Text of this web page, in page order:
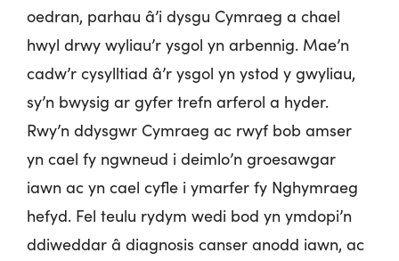
oedran, parhau â’i dysgu Cymraeg a chael
hwyl drwy wyliau’r ysgol yn arbennig. Mae’n
cadw’r cysylltiad â’r ysgol yn ystod y gwyliau,
sy’n bwysig ar gyfer trefn arferol a hyder.
Rwy’n ddysgwr Cymraeg ac rwyf bob amser
yn cael fy ngwneud i deimlo’n groesawgar
iawn ac yn cael cyfle i ymarfer fy Nghymraeg
hefyd. Fel teulu rydym wedi bod yn ymdopi’n
ddiweddar â diagnosis canser anodd iawn, ac